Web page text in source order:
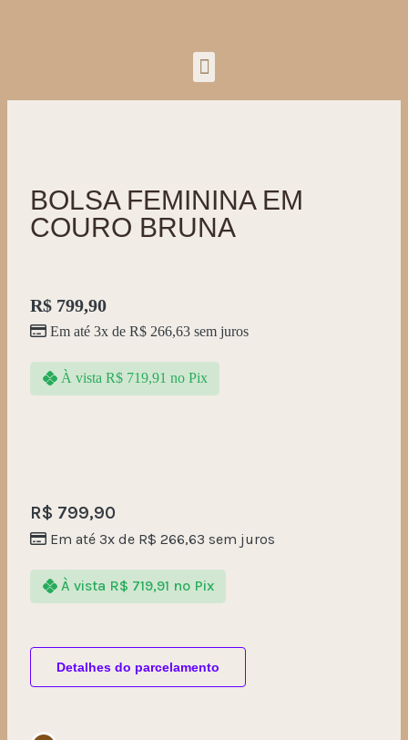
BOLSA FEMININA EM
COURO BRUNA
R$ 799,90
Em até 3x de R$ 266,63 sem juros
À vista R$719,91 no Pix
R$ 799,90
Em até 3x de R$ 266,63 sem juros
À vista R$ 719,91 no Pix
Detalhes do parcelamento